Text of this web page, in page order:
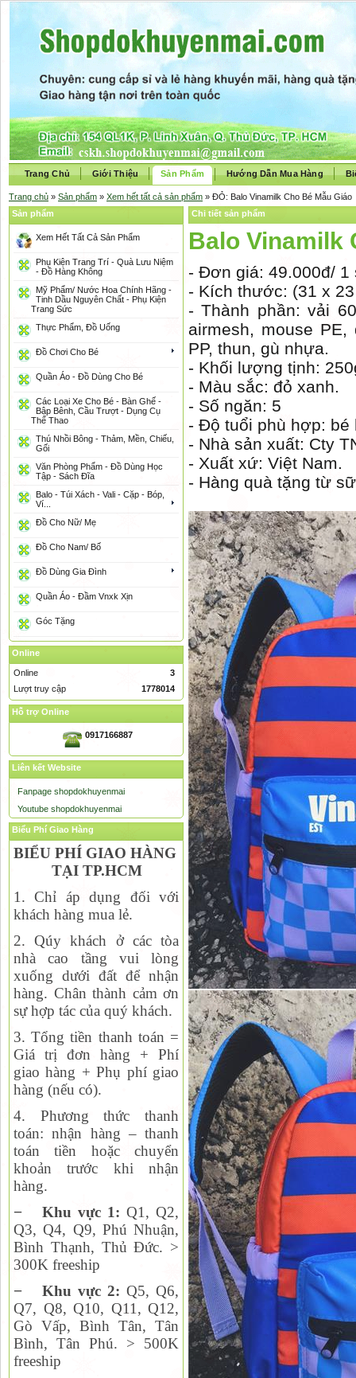
Trang Chủ Giới Thiệu Sản Phẩm Hướng Dẫn Mua Hàng
Trang chủ » Sản phẩm » Xem hết tất cả sản phẩm » ĐỎ: Balo Vinamilk Cho Bé Mẫu Giáo
Chi tiết sản phẩm
Balo Vinamilk
- Đơn giá: 49.000đ/ 1
- Kích thước: (31 x
- Thành phần: vải
airmesh, mouse
PP, thun, gù nhựa.
- Khối lượng tịnh:
- Màu sắc: đỏ xanh.
- Số ngăn: 5
- Độ tuổi phù hợp: bé
- Nhà sản xuất: Cty
- Xuất xứ: Việt Nam.
- Hàng quà tặng từ
Sản phẩm
Xem Hết Tất Cả Sản Phẩm
Phụ Kiện Trang Trí - Quà Lưu Niệm
- Đồ Hàng Không
Mỹ Phẩm/ Nước Hoa Chính Hãng -
Tinh Dầu Nguyên Chất - Phụ Kiện
Trang Sức
Thực Phẩm, Đồ Uống
Đồ Chơi Cho Bé
Quần Áo - Đồ Dùng Cho Bé
Các Loại Xe Cho Bé - Bàn Ghế -
Bập Bênh, Cầu Trượt - Dụng Cụ
Thể Thao
Thú Nhồi Bông - Thảm, Mền, Chiếu,
Gối
Văn Phòng Phẩm - Đồ Dùng Học
Tập - Sách Đĩa
Balo - Túi Xách - Vali - Cặp - Bóp,
Ví...
Đồ Cho Nữ/ Mẹ
Đồ Cho Nam/ Bố
Đồ Dùng Gia Đình
Quần Áo - Đầm Vnxk Xịn
Góc Tặng
Online
Online
3
Lượt truy cập
1778014
Hỗ trợ Online
0917166887
Liên kết Website
Fanpage shopdokhuyenmai
Youtube shopdokhuyenmai
Biểu Phí Giao Hàng
BIỂU PHÍ GIAO HÀNG
TẠI TP.HCM
1. Chỉ áp dụng đối với
khách hàng mua lẻ.
2. Qúy khách ở các tòa
nhà cao tầng vui lòng
xuống dưới đất để nhận
hàng. Chân thành cảm ơn
sự hợp tác của quý khách.
3. Tổng tiền thanh toán =
Giá trị đơn hàng + Phí
giao hàng + Phụ phí giao
hàng (nếu có).
4. Phương thức thanh
toán: nhận hàng – thanh
toán tiền hoặc chuyển
khoản trước khi nhận
hàng.
−
Khu vực 1: Q1, Q2,
Q3, Q4, Q9, Phú Nhuận,
Bình Thạnh, Thủ Đức. >
300K freeship
−
Khu vực 2: Q5, Q6,
Q7, Q8, Q10, Q11, Q12,
Gò Vấp, Bình Tân, Tân
Bình, Tân Phú. > 500K
freeship